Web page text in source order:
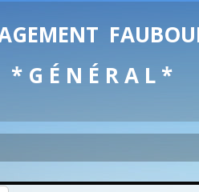
* G É N É R A L *